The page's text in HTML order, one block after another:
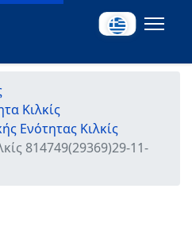
Κιλκίς
Ενότητας Κιλκίς
814749(29369)29-11-